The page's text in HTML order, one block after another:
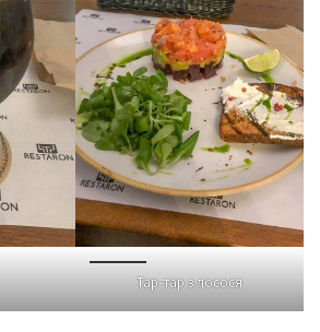
Тар-тар з лосося